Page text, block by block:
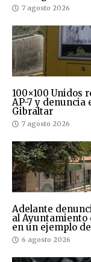
7 agosto 2026
100×100 Unidos
AP-7 y denuncia
Gibraltar
7 agosto 2026
Adelante
al Ayuntamiento
en un ejemplo
6 agosto 2026